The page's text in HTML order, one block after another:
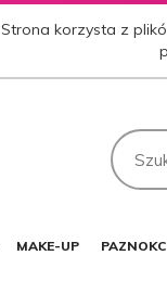
Strona korzysta z
MAKE-UP